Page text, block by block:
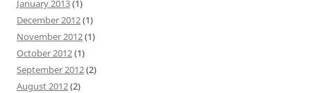
January 2013(1)
December 2012(1)
November 2012(1)
October 2012(1)
September 2012(2)
August 2012(2)